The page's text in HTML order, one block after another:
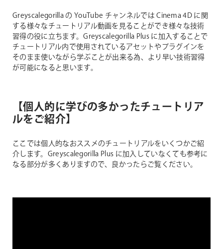
Greyscalegorilla の YouTube チャンネルでは Cinema 4D に関
する様々なチュートリアル動画を見ることができ様々な技術
習得の役に立ちます。Greyscalegorilla Plus に加入することで
チュートリアル内で使用されているアセットやプラグインを
そのまま使いながら学ぶことが出来る為、より早い技術習得
が可能になると思います。
【個人的に学びの多かったチュートリア
ルをご紹介】
ここでは個人的なおススメのチュートリアルをいくつかご紹
介します。Greyscalegorilla Plus に加入していなくても参考に
なる部分が多くありますので、良かったらご覧ください。